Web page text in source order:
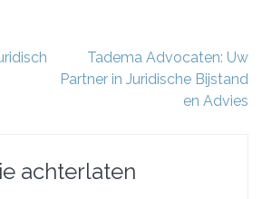
Tadema Advocaten: Uw
Partner in Juridische Bijstand
en Advies
achterlaten